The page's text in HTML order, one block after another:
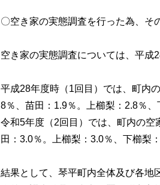
〇空き家の実態調査を行った為、そ
空き家の実態調査については、平成
平成28年度時（1回目）では、町内
8％、苗田：1.9％。上櫛梨：2.8％、
令和5年度（2回目）では、町内の
田：3.0％。上櫛梨：3.0％、下櫛梨
結果として、琴平町内全体及び各地